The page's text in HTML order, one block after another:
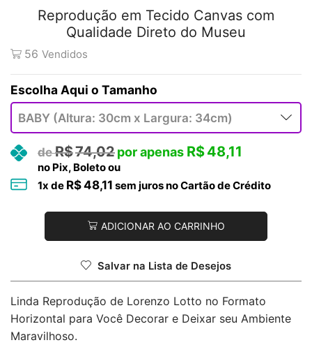
Reprodução em Tecido Canvas com
Qualidade Direto do Museu
56 Vendidos
Tamanho
R$74,02 R$48,11
no Pix, Boleto ou
1x de R$48,11 sem juros no Cartão de Crédito
ADICIONAR AO CARRINHO
Salvar na Lista de Desejos
Linda Reprodução de Lorenzo Lotto no Formato
Horizontal para Você Decorar e Deixar seu Ambiente
Maravilhoso.